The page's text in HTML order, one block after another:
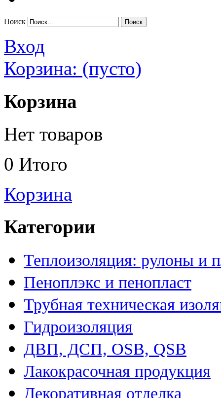
Поиск
Вход
Корзина: (пусто)
Корзина
Нет товаров
0 Итого
Корзина
Категории
Теплоизоляция: рулоны и
Пеноплэкс и пенопласт
Трубная техническая
Гидроизоляция
ДВП, ДСП, OSB, QSB
Лакокрасочная продукция
Декоративная отделка